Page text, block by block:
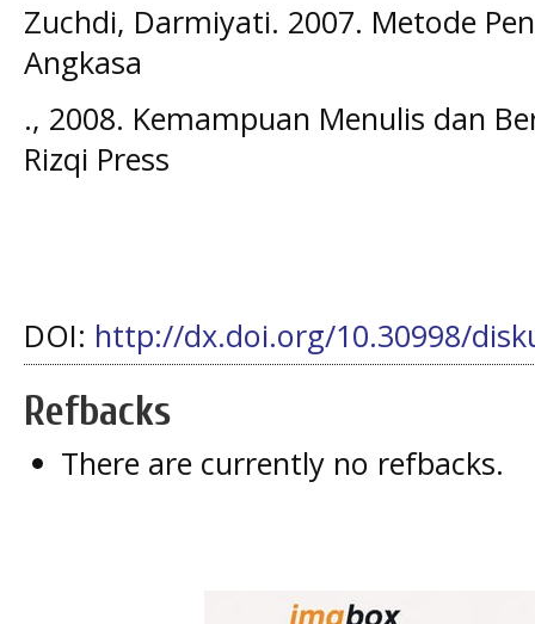
Zuchdi, Darmiyati. 2007. Metode
Angkasa
., 2008. Kemampuan Menulis dan
Rizqi Press
DOI: http://dx.doi.org/10.30998/
Refbacks
There are currently no refbacks.